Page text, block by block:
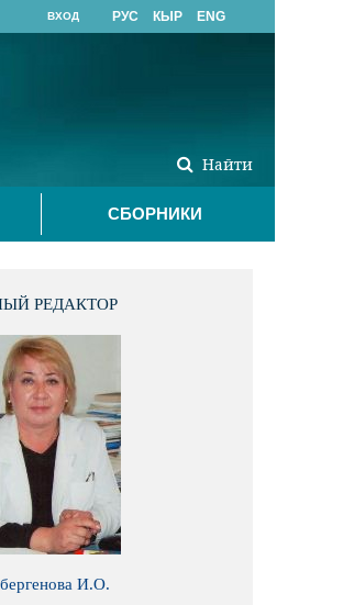
Найти
СБОРНИКИ
ВХОД РУС КЫР ENG
РЕДАКТОР
И.О.